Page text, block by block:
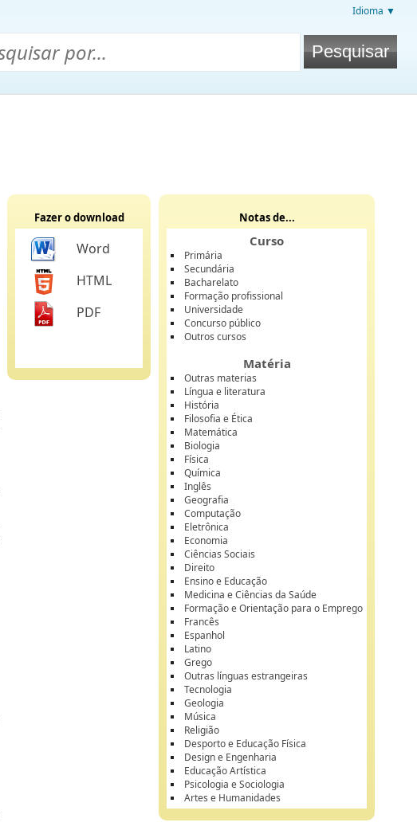
Idioma ▼
Fazer o download
Word
HTML
PDF
Notas de...
Curso
Primária
Secundária
Bacharelato
Formação profissional
Universidade
Concurso público
Outros cursos
Matéria
Outras materias
Língua e literatura
História
Filosofia e Ética
Matemática
Biologia
Física
Química
Inglês
Geografia
Computação
Eletrônica
Economia
Ciências Sociais
Direito
Ensino e Educação
Medicina e Ciências da Saúde
Formação e Orientação para o Emprego
Francês
Espanhol
Latino
Grego
Outras línguas estrangeiras
Tecnologia
Geologia
Música
Religião
Desporto e Educação Física
Design e Engenharia
Educação Artística
Psicologia e Sociologia
Artes e Humanidades